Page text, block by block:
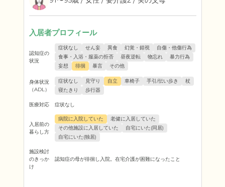
入居者プロフィール
認知症の
状況
症状なし せん妄 異食 幻覚・錯視
自傷・他傷行為
食事・入浴・服薬の拒否
昼夜逆転 物忘れ
暴力行為
妄想
徘徊 暴言 その他
身体状況
（ADL）
症状なし 見守り 自立 車椅子 手引/伝い歩き
杖
寝たきり
歩行器
医療対応 症状なし
入居前の
暮らし方
病院に入院していた
老健に入居していた
その他施設に入居していた
自宅にいた(同居)
自宅にいた(独居)
施設検討
のきっか
け
認知症の母が徘徊し入院。在宅介護が困難になったこと